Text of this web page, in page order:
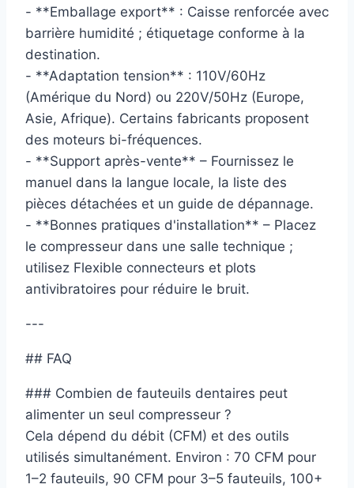
- **Emballage export** : Caisse renforcée avec
barrière humidité ; étiquetage conforme à la
destination.
- **Adaptation tension** : 110V/60Hz
(Amérique du Nord) ou 220V/50Hz (Europe,
Asie, Afrique). Certains fabricants proposent
des moteurs bi-fréquences.
- **Support après-vente** – Fournissez le
manuel dans la langue locale, la liste des
pièces détachées et un guide de dépannage.
- **Bonnes pratiques d'installation** – Placez
le compresseur dans une salle technique ;
utilisez Flexible connecteurs et plots
antivibratoires pour réduire le bruit.
---
## FAQ
### Combien de fauteuils dentaires peut
alimenter un seul compresseur ?
Cela dépend du débit (CFM) et des outils
utilisés simultanément. Environ : 70 CFM pour
1–2 fauteuils, 90 CFM pour 3–5 fauteuils, 100+